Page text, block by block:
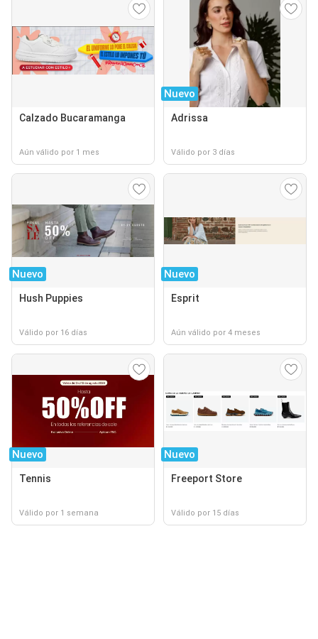
Calzado Bucaramanga
Aún válido por 1 mes
Nuevo
Adrissa
Válido por 3 días
Nuevo
Hush Puppies
Válido por 16 días
Nuevo
Esprit
Aún válido por 4 meses
Nuevo
Tennis
Válido por 1 semana
Nuevo
Freeport Store
Válido por 15 días